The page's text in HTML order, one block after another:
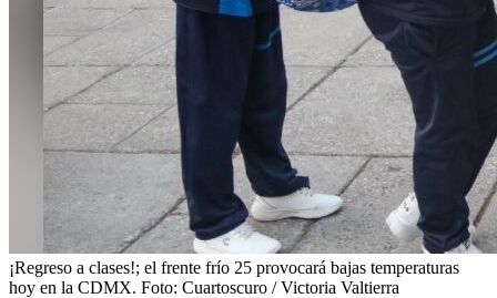
¡Regreso a clases!; el frente frío 25 provocará bajas temperaturas
hoy en la CDMX. Foto: Cuartoscuro / Victoria Valtierra